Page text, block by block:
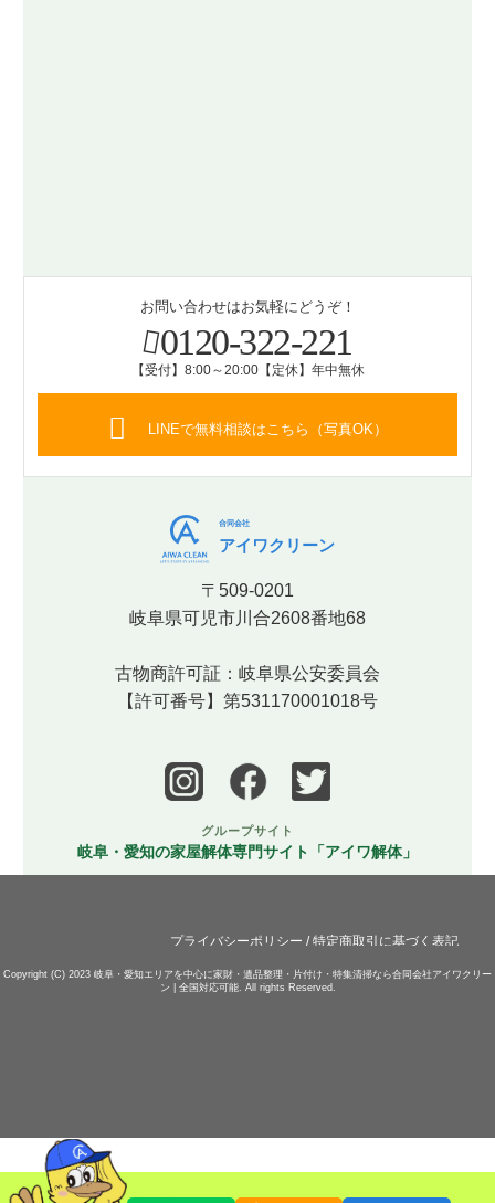
お問い合わせはお気軽にどうぞ！
0120-322-221
【受付】8:00～20:00【定休】年中無休
LINEで無料相談はこちら（写真OK）
合同会社
アイワクリーン
〒509-0201
岐阜県可児市川合2608番地68
古物商許可証：岐阜県公安委員会
【許可番号】第531170001018号
グループサイト
岐阜・愛知の家屋解体専門サイト「アイワ解体」
プライバシーポリシー /特定商取引に基づく表記
Copyright (C) 2023 岐阜・愛知エリアを中心に家財・遺品整理・片付け・特集清掃なら合同会社アイワクリー
ン | 全国対応可能. All rights Reserved.